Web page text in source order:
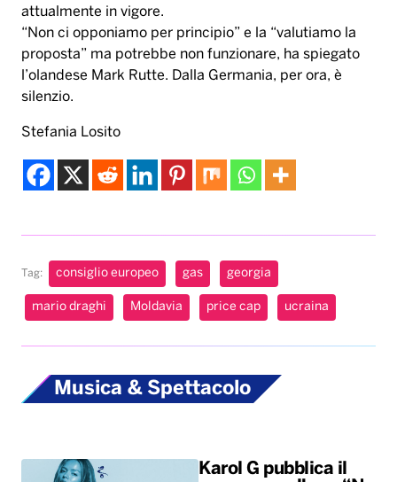
attualmente in vigore.
“Non ci opponiamo per principio” e la “valutiamo la
proposta” ma potrebbe non funzionare, ha spiegato
l’olandese Mark Rutte. Dalla Germania, per ora, è
silenzio.
Stefania Losito
Tag: consiglio europeo gas georgia
mario draghi Moldavia price cap ucraina
Musica & Spettacolo
Karol G pubblica il